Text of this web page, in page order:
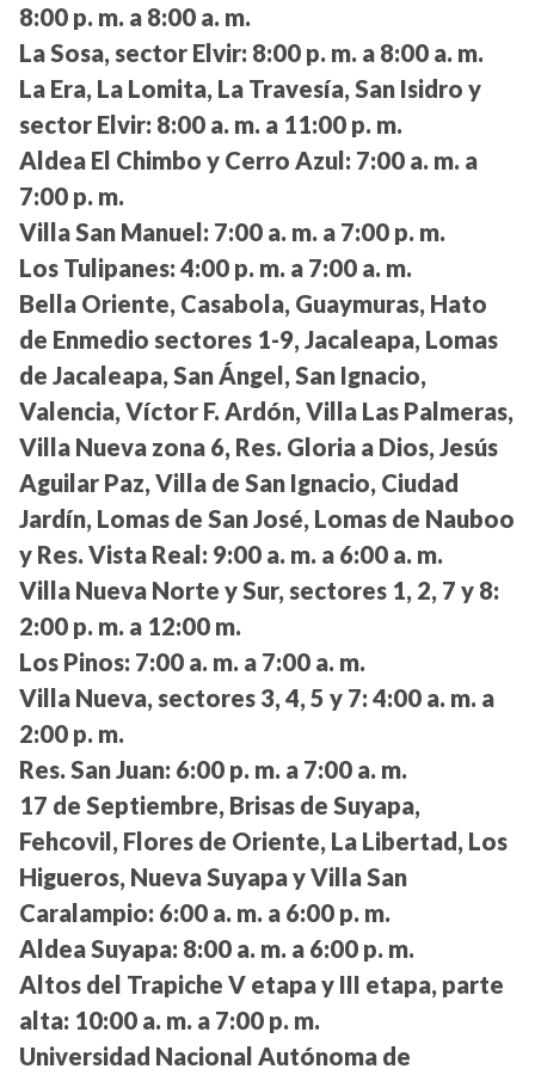
8:00 p. m. a 8:00 a. m.
La Sosa, sector Elvir: 8:00 p. m. a 8:00 a. m.
La Era, La Lomita, La Travesía, San Isidro y
sector Elvir: 8:00 a. m. a 11:00 p. m.
Aldea El Chimbo y Cerro Azul: 7:00 a. m. a
7:00 p. m.
Villa San Manuel: 7:00 a. m. a 7:00 p. m.
Los Tulipanes: 4:00 p. m. a 7:00 a. m.
Bella Oriente, Casabola, Guaymuras, Hato
de Enmedio sectores 1-9, Jacaleapa, Lomas
de Jacaleapa, San Ángel, San Ignacio,
Valencia, Víctor F. Ardón, Villa Las Palmeras,
Villa Nueva zona 6, Res. Gloria a Dios, Jesús
Aguilar Paz, Villa de San Ignacio, Ciudad
Jardín, Lomas de San José, Lomas de Nauboo
y Res. Vista Real: 9:00 a. m. a 6:00 a. m.
Villa Nueva Norte y Sur, sectores 1, 2, 7 y 8:
2:00 p. m. a 12:00 m.
Los Pinos: 7:00 a. m. a 7:00 a. m.
Villa Nueva, sectores 3, 4, 5 y 7: 4:00 a. m. a
2:00 p. m.
Res. San Juan: 6:00 p. m. a 7:00 a. m.
17 de Septiembre, Brisas de Suyapa,
Fehcovil, Flores de Oriente, La Libertad, Los
Higueros, Nueva Suyapa y Villa San
Caralampio: 6:00 a. m. a 6:00 p. m.
Aldea Suyapa: 8:00 a. m. a 6:00 p. m.
Altos del Trapiche V etapa y III etapa, parte
alta: 10:00 a. m. a 7:00 p. m.
Universidad Nacional Autónoma de